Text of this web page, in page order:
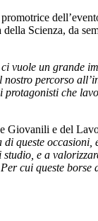
della Scienza, da
vuole un grande
percorso
che
Giovanili e del
queste occasioni,
e a
cui queste borse